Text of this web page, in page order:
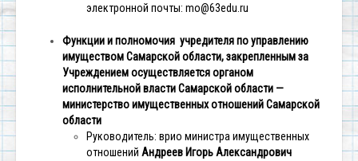
электронной почты: mo@63edu.ru
Функции и полномочия учредителя по управлению
имуществом Самарской области, закрепленным за
Учреждением осуществляется органом
исполнительной власти Самарской области —
министерство имущественных отношений Самарской
области
Руководитель: врио министра имущественных
отношений Андреев Игорь Александрович